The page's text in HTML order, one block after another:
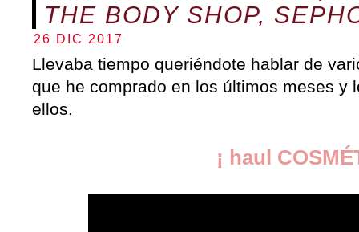
THE BODY SHOP,
26 DIC 2017
Llevaba tiempo queriéndote hablar de
que he comprado en los últimos meses y
ellos.
¡ haul